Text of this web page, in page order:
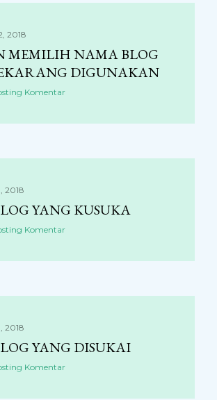
2018
MEMILIH NAMA BLOG
DIGUNAKAN
Komentar
2018
YANG KUSUKA
Komentar
2018
YANG DISUKAI
Komentar